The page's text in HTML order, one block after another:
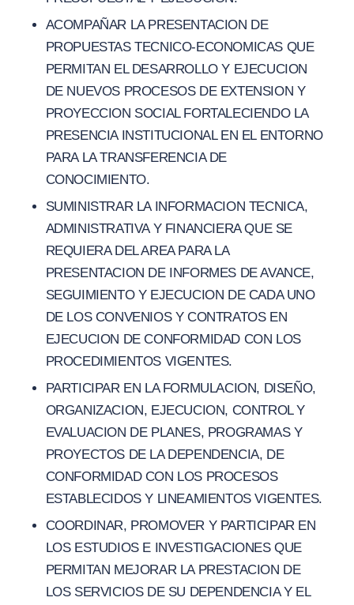
ACOMPAÑAR LA PRESENTACION DE
PROPUESTAS TECNICO-ECONOMICAS QUE
PERMITAN EL DESARROLLO Y EJECUCION
DE NUEVOS PROCESOS DE EXTENSION Y
PROYECCION SOCIAL FORTALECIENDO LA
PRESENCIA INSTITUCIONAL EN EL ENTORNO
PARA LA TRANSFERENCIA DE
CONOCIMIENTO.
SUMINISTRAR LA INFORMACION TECNICA,
ADMINISTRATIVA Y FINANCIERA QUE SE
REQUIERA DEL AREA PARA LA
PRESENTACION DE INFORMES DE AVANCE,
SEGUIMIENTO Y EJECUCION DE CADA UNO
DE LOS CONVENIOS Y CONTRATOS EN
EJECUCION DE CONFORMIDAD CON LOS
PROCEDIMIENTOS VIGENTES.
PARTICIPAR EN LA FORMULACION, DISEÑO,
ORGANIZACION, EJECUCION, CONTROL Y
EVALUACION DE PLANES, PROGRAMAS Y
PROYECTOS DE LA DEPENDENCIA, DE
CONFORMIDAD CON LOS PROCESOS
ESTABLECIDOS Y LINEAMIENTOS VIGENTES.
COORDINAR, PROMOVER Y PARTICIPAR EN
LOS ESTUDIOS E INVESTIGACIONES QUE
PERMITAN MEJORAR LA PRESTACION DE
LOS SERVICIOS DE SU DEPENDENCIA Y EL